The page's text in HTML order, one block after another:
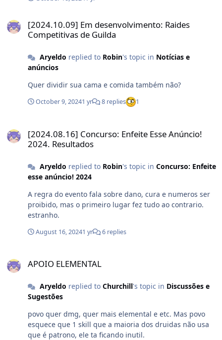
[2024.10.09] Em desenvolvimento: Raides
Competitivas de Guilda
Aryeldo replied to Robin's topic in Notícias e
anúncios
Quer dividir sua cama e comida também não?
October 9, 20241 yr 8 replies 1
[2024.08.16] Concurso: Enfeite Esse Anúncio!
2024. Resultados
Aryeldo replied to Robin's topic in Concurso: Enfeite
esse anúncio! 2024
A regra do evento fala sobre dano, cura e numeros ser
proibido, mas o primeiro lugar fez tudo ao contrario.
estranho.
August 16, 20241 yr 6 replies
APOIO ELEMENTAL
Aryeldo replied to Churchill's topic in Discussões e
Sugestões
povo quer dmg, quer mais elemental e etc. Mas povo
esquece que 1 skill que a maioria dos druidas não usa
que é patrono, ele ta ficando inutil.